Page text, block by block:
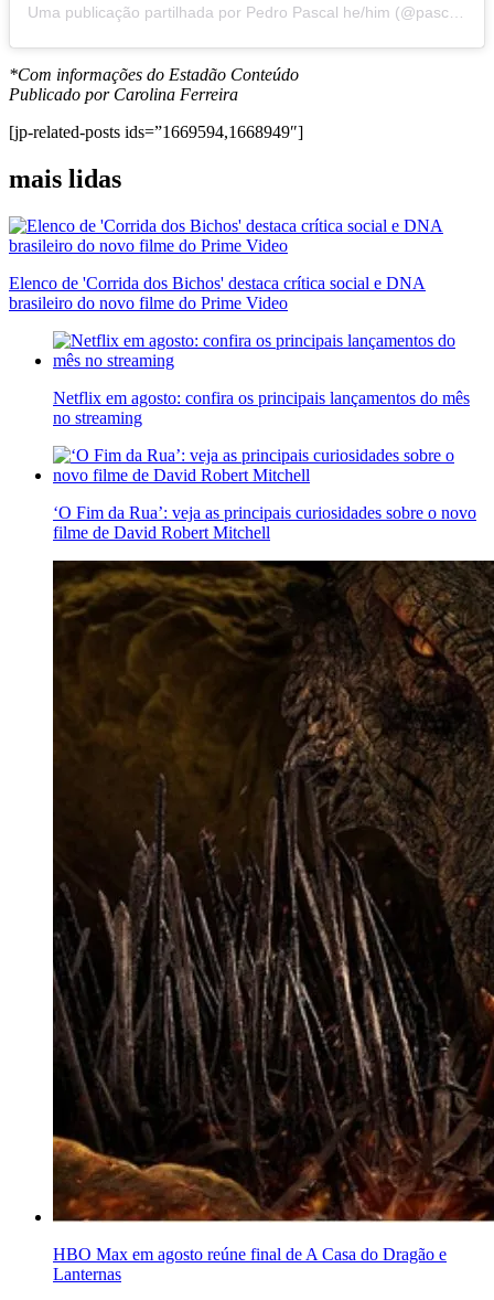
Uma publicação partilhada por Pedro Pascal he/him (@pascalispunk)
*Com informações do Estadão Conteúdo
Publicado por Carolina Ferreira
[jp-related-posts ids=”1669594,1668949″]
mais lidas
Elenco de 'Corrida dos Bichos' destaca crítica social e DNA
brasileiro do novo filme do Prime Video
Netflix em agosto: confira os principais lançamentos do mês
no streaming
‘O Fim da Rua’: veja as principais curiosidades sobre o novo
filme de David Robert Mitchell
HBO Max em agosto reúne final de A Casa do Dragão e
Lanternas